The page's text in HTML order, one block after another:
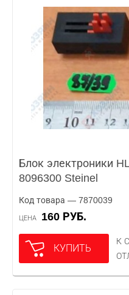
Блок электроники
8096300 Steinel
Код товара — 7870039
ЦЕНА 160 РУБ.
КУПИТЬ
К